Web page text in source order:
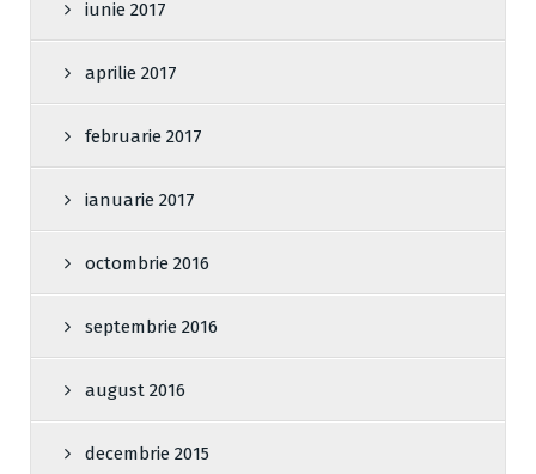
iunie 2017
aprilie 2017
februarie 2017
ianuarie 2017
octombrie 2016
septembrie 2016
august 2016
decembrie 2015